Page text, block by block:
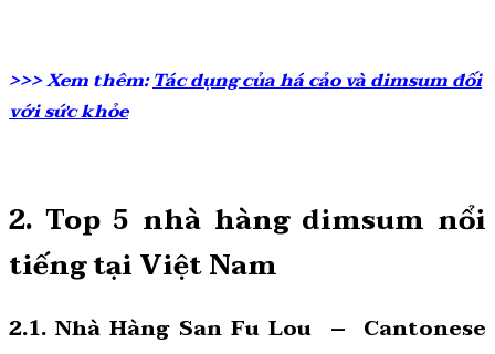
>>> Xem thêm:Tác dụng của há cảo và dimsum đối
với sức khỏe
2. Top 5 nhà hàng dimsum nổi
tiếng tại Việt Nam
2.1. Nhà Hàng San Fu Lou – Cantonese